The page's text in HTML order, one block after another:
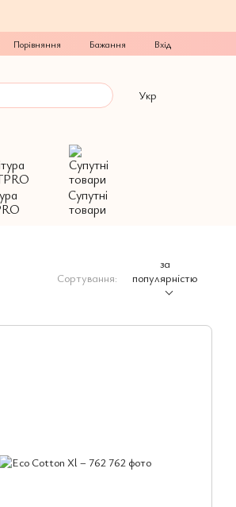
Порівняння Бажання Вхід
Укр
Супутні
товари
Сортування:
за
популярністю